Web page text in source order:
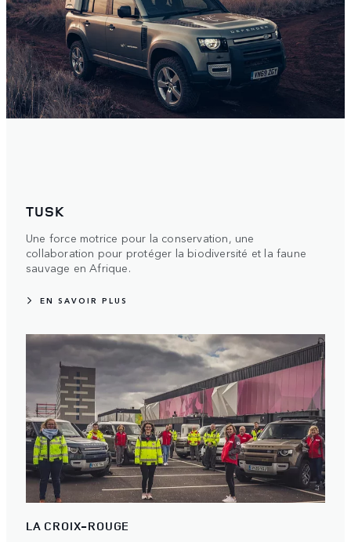
TUSK
Une force motrice pour la conservation, une
collaboration pour protéger la biodiversité et la faune
sauvage en Afrique.
EN SAVOIR PLUS
LA CROIX-ROUGE